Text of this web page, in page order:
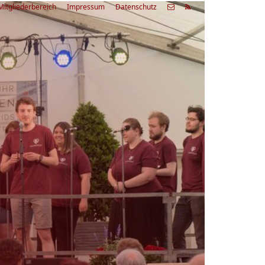
Impressum Datenschutz
Letzte Alle
Acapella Week - offen
alle
Uhr
Zum Workshop